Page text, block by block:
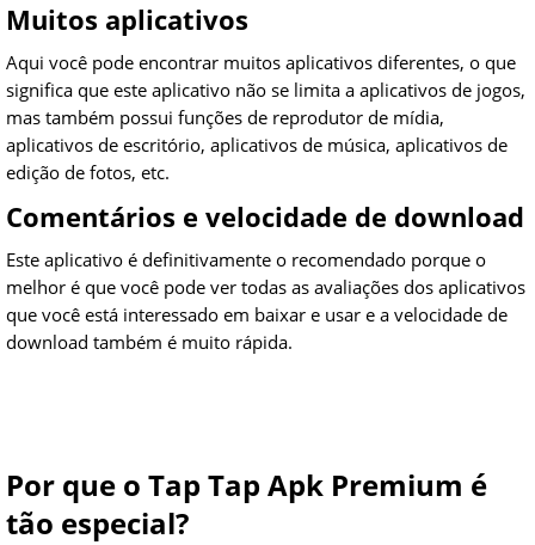
Muitos aplicativos
Aqui você pode encontrar muitos aplicativos diferentes, o que
significa que este aplicativo não se limita a aplicativos de jogos,
mas também possui funções de reprodutor de mídia,
aplicativos de escritório, aplicativos de música, aplicativos de
edição de fotos, etc.
Comentários e velocidade de download
Este aplicativo é definitivamente o recomendado porque o
melhor é que você pode ver todas as avaliações dos aplicativos
que você está interessado em baixar e usar e a velocidade de
download também é muito rápida.
Por que o Tap Tap Apk Premium é
tão especial?